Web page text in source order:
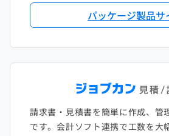
パッケージ製品サ
請求書・見積書を簡単に作成、管
です。会計ソフト連携で工数を大